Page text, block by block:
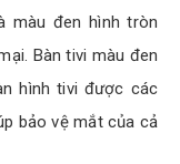
màu đen hình tròn
Bàn tivi màu đen
hình tivi được các
bảo vệ mắt của cả